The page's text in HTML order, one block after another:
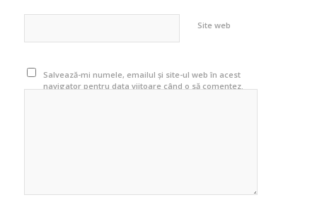
Site web
Salvează-mi numele, emailul și site-ul web în acest
navigator pentru data viitoare când o să comentez.